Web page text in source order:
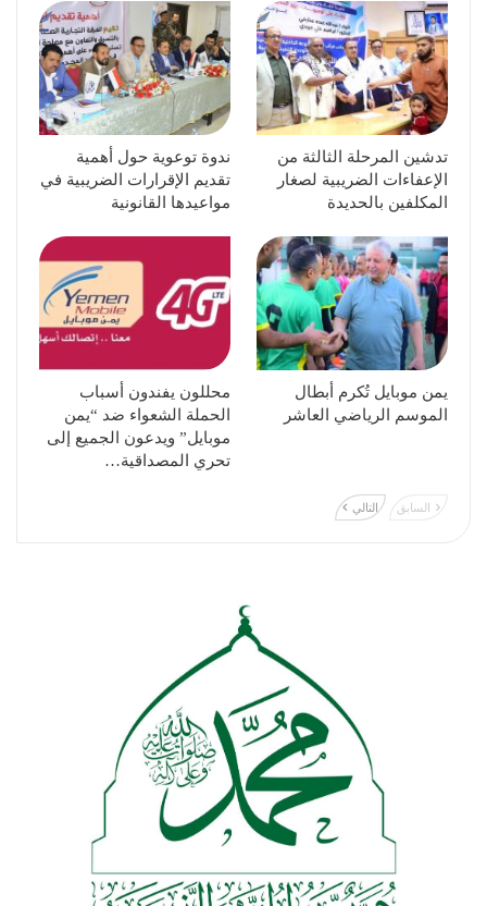
تدشين المرحلة الثالثة من
الإعفاءات الضريبية لصغار
المكلفين بالحديدة
ندوة توعوية حول أهمية
تقديم الإقرارات الضريبية في
مواعيدها القانونية
يمن موبايل تُكرم أبطال
الموسم الرياضي العاشر
محللون يفندون أسباب
الحملة الشعواء ضد “يمن
موبايل” ويدعون الجميع إلى
تحري المصداقية…
السابق التالي